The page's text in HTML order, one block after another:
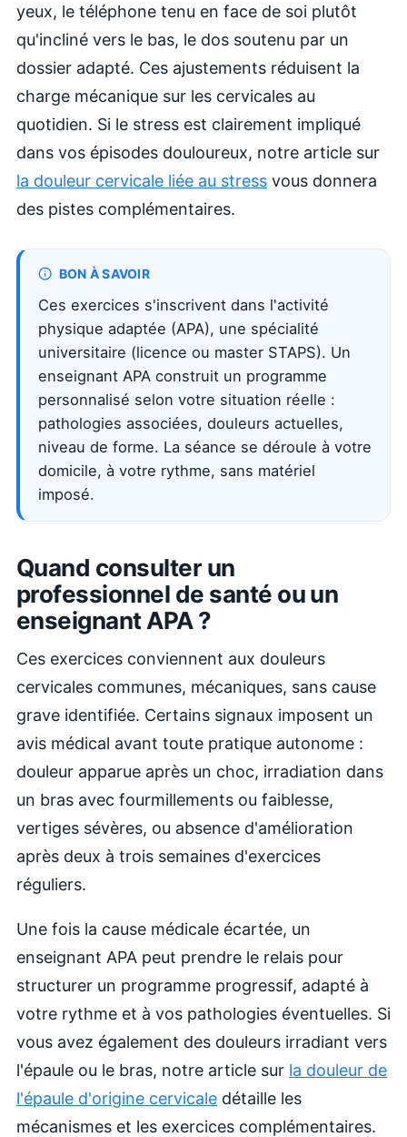
yeux, le téléphone tenu en face de soi plutôt
qu'incliné vers le bas, le dos soutenu par un
dossier adapté. Ces ajustements réduisent la
charge mécanique sur les cervicales au
quotidien. Si le stress est clairement impliqué
dans vos épisodes douloureux, notre article sur
la douleur cervicale liée au stress vous donnera
des pistes complémentaires.
BON À SAVOIR
Ces exercices s'inscrivent dans l'activité
physique adaptée (APA), une spécialité
universitaire (licence ou master STAPS). Un
enseignant APA construit un programme
personnalisé selon votre situation réelle :
pathologies associées, douleurs actuelles,
niveau de forme. La séance se déroule à votre
domicile, à votre rythme, sans matériel
imposé.
Quand consulter un
professionnel de santé ou un
enseignant APA ?
Ces exercices conviennent aux douleurs
cervicales communes, mécaniques, sans cause
grave identifiée. Certains signaux imposent un
avis médical avant toute pratique autonome :
douleur apparue après un choc, irradiation dans
un bras avec fourmillements ou faiblesse,
vertiges sévères, ou absence d'amélioration
après deux à trois semaines d'exercices
réguliers.
Une fois la cause médicale écartée, un
enseignant APA peut prendre le relais pour
structurer un programme progressif, adapté à
votre rythme et à vos pathologies éventuelles. Si
vous avez également des douleurs irradiant vers
l'épaule ou le bras, notre article sur la douleur de
l'épaule d'origine cervicale détaille les
mécanismes et les exercices complémentaires.